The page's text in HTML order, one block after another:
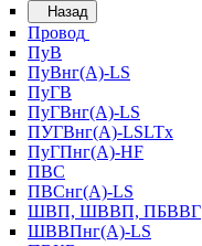
Назад
Провод
ПуВ
ПуВнг(А)-LS
ПуГВ
ПуГВнг(А)-LS
ПУГВнг(А)-LSLTx
ПуГПнг(А)-HF
ПВС
ПВСнг(А)-LS
ШВП, ШВВП, ПБВВГ
ШВВПнг(А)-LS